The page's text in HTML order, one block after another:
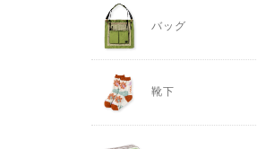
バッグ
靴下